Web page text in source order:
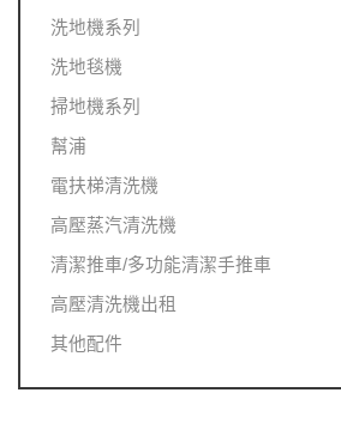
洗地機系列
洗地毯機
掃地機系列
幫浦
電扶梯清洗機
高壓蒸汽清洗機
清潔推車/多功能清潔手推車
高壓清洗機出租
其他配件